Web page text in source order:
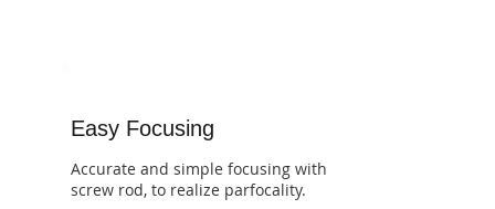
Easy Focusing
Accurate and simple focusing with
screw rod, to realize parfocality.